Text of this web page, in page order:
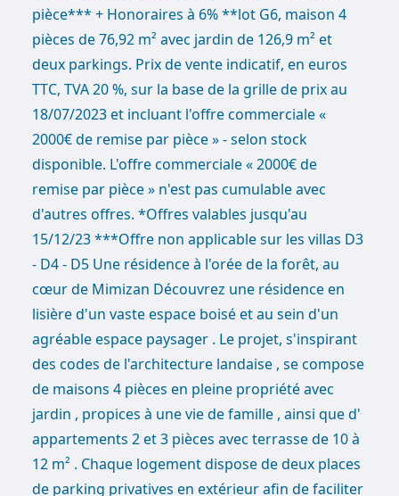
pièce*** + Honoraires à 6% **lot G6, maison 4
pièces de 76,92 m² avec jardin de 126,9 m² et
deux parkings. Prix de vente indicatif, en euros
TTC, TVA 20 %, sur la base de la grille de prix au
18/07/2023 et incluant l'offre commerciale «
2000€ de remise par pièce » - selon stock
disponible. L'offre commerciale « 2000€ de
remise par pièce » n'est pas cumulable avec
d'autres offres. *Offres valables jusqu'au
15/12/23 ***Offre non applicable sur les villas D3
- D4 - D5 Une résidence à l'orée de la forêt, au
cœur de Mimizan Découvrez une résidence en
lisière d'un vaste espace boisé et au sein d'un
agréable espace paysager . Le projet, s'inspirant
des codes de l'architecture landaise , se compose
de maisons 4 pièces en pleine propriété avec
jardin , propices à une vie de famille , ainsi que d'
appartements 2 et 3 pièces avec terrasse de 10 à
12 m² . Chaque logement dispose de deux places
de parking privatives en extérieur afin de faciliter